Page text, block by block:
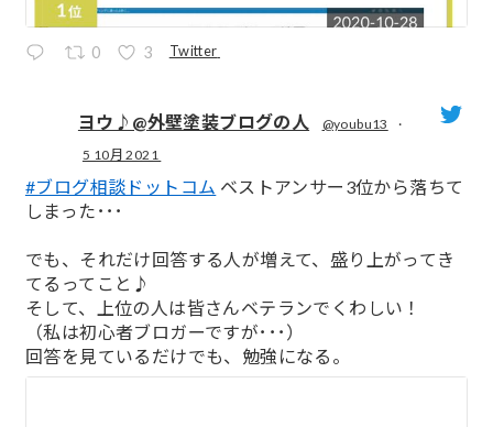
0 3 Twitter
ヨウ♪@外壁塗装ブログの人 @youbu13
·
5 10月 2021
#ブログ相談ドットコム ベストアンサー3位から落ちて
しまった･･･
でも、それだけ回答する人が増えて、盛り上がってき
てるってこと♪
そして、上位の人は皆さんベテランでくわしい！
（私は初心者ブロガーですが･･･）
回答を見ているだけでも、勉強になる。